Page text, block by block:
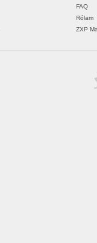
FAQ
Rólam
ZXP